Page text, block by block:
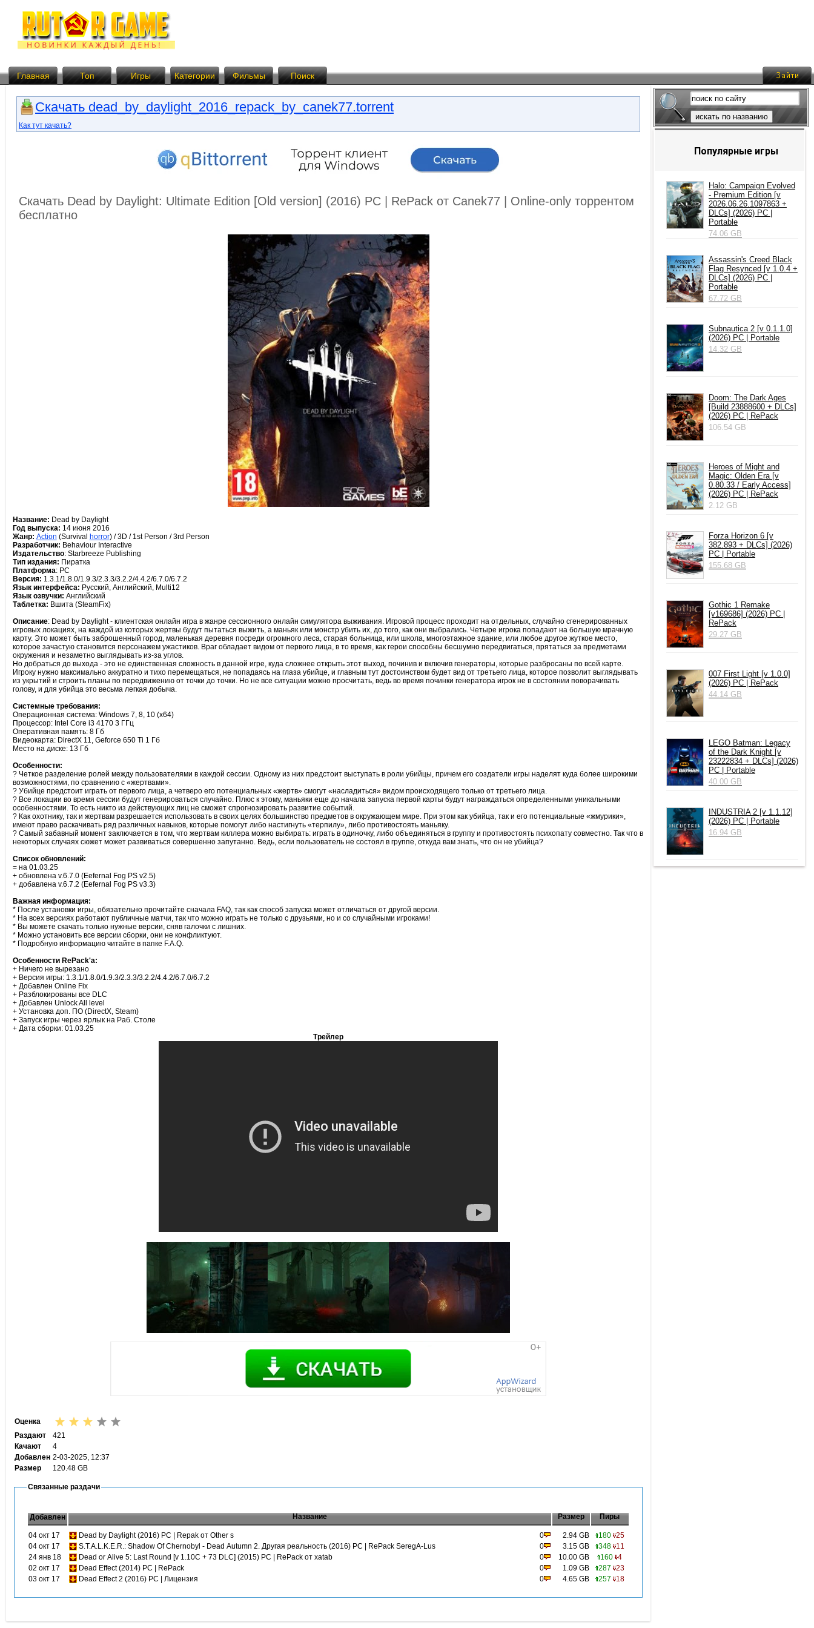
Главная Топ Игры Категории Фильмы Поиск
Скачать dead_by_daylight_2016_repack_by_canek77.torrent
Как тут качать?
Скачать Dead by Daylight: Ultimate Edition [Old version] (2016) PC | RePack от Canek77 | Online-only торрентом
бесплатно
Название: Dead by Daylight
Год выпуска: 14 июня 2016
Жанр: Action (Survival horror) / 3D / 1st Person / 3rd Person
Разработчик: Behaviour Interactive
Издательство: Starbreeze Publishing
Тип издания: Пиратка
Платформа: PC
Версия: 1.3.1/1.8.0/1.9.3/2.3.3/3.2.2/4.4.2/6.7.0/6.7.2
Язык интерфейса: Русский, Английский, Multi12
Язык озвучки: Английский
Таблетка: Вшита (SteamFix)
Описание: Dead by Daylight - клиентская онлайн игра в жанре сессионного онлайн симулятора выживания. Игровой процесс проходит на отдельных, случайно сгенерированных
игровых локациях, на каждой из которых жертвы будут пытаться выжить, а маньяк или монстр убить их, до того, как они выбрались. Четыре игрока попадают на большую мрачную
карту. Это может быть заброшенный город, маленькая деревня посреди огромного леса, старая больница, или школа, многоэтажное здание, или любое другое жуткое место,
которое зачастую становится персонажем ужастиков. Враг обладает видом от первого лица, в то время, как герои способны бесшумно передвигаться, прятаться за предметами
окружения и незаметно выглядывать из-за углов.
Но добраться до выхода - это не единственная сложность в данной игре, куда сложнее открыть этот выход, починив и включив генераторы, которые разбросаны по всей карте.
Игроку нужно максимально аккуратно и тихо перемещаться, не попадаясь на глаза убийце, и главным тут достоинством будет вид от третьего лица, которое позволит выглядывать
из укрытий и строить планы по передвижению от точки до точки. Но не все ситуации можно просчитать, ведь во время починки генератора игрок не в состоянии поворачивать
голову, и для убийца это весьма легкая добыча.
Системные требования:
Операционная система: Windows 7, 8, 10 (x64)
Процессор: Intel Core i3 4170 3 ГГц
Оперативная память: 8 Гб
Видеокарта: DirectX 11, Geforce 650 Ti 1 Гб
Место на диске: 13 Гб
Особенности:
? Четкое разделение ролей между пользователями в каждой сессии. Одному из них предстоит выступать в роли убийцы, причем его создатели игры наделят куда более широкими
возможностями, по сравнению с «жертвами».
? Убийце предстоит играть от первого лица, а четверо его потенциальных «жертв» смогут «насладиться» видом происходящего только от третьего лица.
? Все локации во время сессии будут генерироваться случайно. Плюс к этому, маньяки еще до начала запуска первой карты будут награждаться определенными уникальными
особенностями. То есть никто из действующих лиц не сможет спрогнозировать развитие событий.
? Как охотнику, так и жертвам разрешается использовать в своих целях большинство предметов в окружающем мире. При этом как убийца, так и его потенциальные «жмурики»,
имеют право раскачивать ряд различных навыков, которые помогут либо настигнуть «терпилу», либо противостоять маньяку.
? Самый забавный момент заключается в том, что жертвам киллера можно выбирать: играть в одиночку, либо объединяться в группу и противостоять психопату совместно. Так что в
некоторых случаях сюжет может развиваться совершенно запутанно. Ведь, если пользователь не состоял в группе, откуда вам знать, что он не убийца?
Список обновлений:
= на 01.03.25
+ обновлена v.6.7.0 (Eefernal Fog PS v2.5)
+ добавлена v.6.7.2 (Eefernal Fog PS v3.3)
Важная информация:
* После установки игры, обязательно прочитайте сначала FAQ, так как способ запуска может отличаться от другой версии.
* На всех версиях работают публичные матчи, так что можно играть не только с друзьями, но и со случайными игроками!
* Вы можете скачать только нужные версии, сняв галочки с лишних.
* Можно установить все версии сборки, они не конфликтуют.
* Подробную информацию читайте в папке F.A.Q.
Особенности RePack'а:
+ Ничего не вырезано
+ Версия игры: 1.3.1/1.8.0/1.9.3/2.3.3/3.2.2/4.4.2/6.7.0/6.7.2
+ Добавлен Online Fix
+ Разблокированы все DLC
+ Добавлен Unlock All level
+ Установка доп. ПО (DirectX, Steam)
+ Запуск игры через ярлык на Раб. Столе
+ Дата сборки: 01.03.25
Трейлер
Оценка
Раздают
421
Качают
4
Добавлен 2-03-2025, 12:37
Размер
120.48 GB
Связанные раздачи
Добавлен Название Размер Пиры
04 окт 17 Dead by Daylight (2016) PC | Repak от Other s 0 2.94 GB 180 25
04 окт 17
S.T.A.L.K.E.R.: Shadow Of Chernobyl - Dead Autumn 2. Другая реальность (2016) PC | RePack SeregA-Lus 0 3.15 GB 348 11
24 янв 18
Dead or Alive 5: Last Round [v 1.10C + 73 DLC] (2015) PC | RePack от xatab 0 10.00 GB 160 4
02 окт 17
Dead Effect (2014) PC | RePack 0 1.09 GB 287
23
03 окт 17
Dead Effect 2 (2016) PC | Лицензия 0 4.65 GB 257 18
искать по названию
Популярные игры
Halo: Campaign Evolved
- Premium Edition [v
2026.06.26.1097863 +
DLCs] (2026) PC |
Portable
74.06 GB
Assassin's Creed Black
Flag Resynced [v 1.0.4 +
DLCs] (2026) PC |
Portable
67.72 GB
Subnautica 2 [v 0.1.1.0]
(2026) PC | Portable
14.32 GB
Doom: The Dark Ages
[Build 23888600 + DLCs]
(2026) PC | RePack
106.54 GB
Heroes of Might and
Magic: Olden Era [v
0.80.33 / Early Access]
(2026) PC | RePack
2.12 GB
Forza Horizon 6 [v
382.893 + DLCs] (2026)
PC | Portable
155.68 GB
Gothic 1 Remake
[v169686] (2026) PC |
RePack
29.27 GB
007 First Light [v 1.0.0]
(2026) PC | RePack
44.14 GB
LEGO Batman: Legacy
of the Dark Knight [v
23222834 + DLCs] (2026)
PC | Portable
40.00 GB
INDUSTRIA 2 [v 1.1.12]
(2026) РС | Portable
16.94 GB